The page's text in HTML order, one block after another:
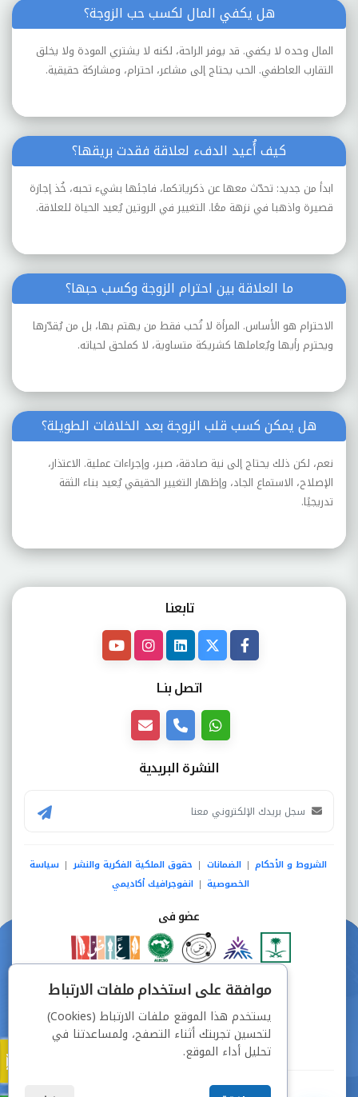
هل يكفي المال لكسب حب الزوجة؟
المال وحده لا يكفي. قد يوفر الراحة، لكنه لا يشتري المودة ولا يخلق
التقارب العاطفي. الحب يحتاج إلى مشاعر، احترام، ومشاركة حقيقية.
كيف أُعيد الدفء لعلاقة فقدت بريقها؟
ابدأ من جديد: تحدّث معها عن ذكرياتكما، فاجئها بشيء تحبه، خُذ إجازة
قصيرة واذهبا في نزهة معًا. التغيير في الروتين يُعيد الحياة للعلاقة.
ما العلاقة بين احترام الزوجة وكسب حبها؟
الاحترام هو الأساس. المرأة لا تُحب فقط من يهتم بها، بل من يُقدّرها
ويحترم رأيها ويُعاملها كشريكة متساوية، لا كملحق لحياته.
هل يمكن كسب قلب الزوجة بعد الخلافات الطويلة؟
نعم، لكن ذلك يحتاج إلى نية صادقة، صبر، وإجراءات عملية. الاعتذار،
الإصلاح، الاستماع الجاد، وإظهار التغيير الحقيقي يُعيد بناء الثقة
تدريجيًا.
تابعنـا
اتصل بنــا
النشرة البريدية
الشروط و الأحكام | الضمانات | حقوق الملكية الفكرية والنشر | سياسة
الخصوصية | انفوجرافيك أكاديمي
عضو فى
دفع آمن من خلال
جميع الحقوق محفوظة © شركة دراسة
موافقة على استخدام ملفات الارتباط
يستخدم هذا الموقع ملفات الارتباط (Cookies)
لتحسين تجربتك أثناء التصفح، ولمساعدتنا في
تحليل أداء الموقع.